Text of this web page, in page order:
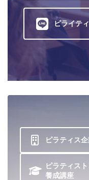
ピライテ
ピラティス
ピラティス
養成講座